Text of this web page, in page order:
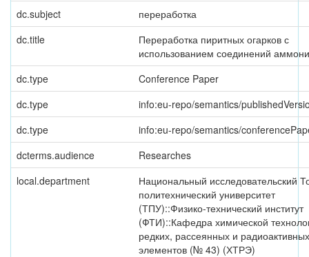
dc.subject
переработка
dc.title
Переработка пиритных огарков с
использованием соединений
dc.type
Conference Paper
dc.type
info:eu-repo/semantics/
dc.type
info:eu-repo/semantics/
dcterms.audience
Researches
local.department
Национальный исследовательский
политехнический университет
(ТПУ)::Физико-технический институт
(ФТИ)::Кафедра химической
редких, рассеянных и радиоактивных
элементов (№ 43) (ХТРЭ)